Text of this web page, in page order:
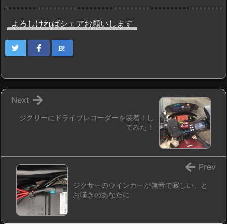
よろしければシェアお願いします
B!
ジクサーにドライブレコーダーを装着！し
てみた！
Next
ジクサーのウインカーが無音で寂しい、と
お嘆きのあなたに
Prev